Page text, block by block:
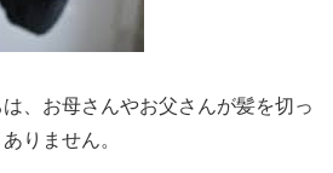
、お母さんやお父さんが髪を切っ
りません。